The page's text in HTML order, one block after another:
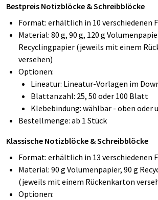
Bestpreis Notizblöcke & Schreibblöcke
Format: erhältlich in 10 verschiedenen
Material: 80 g, 90 g, 120 g
Recyclingpapier (jeweils mit einem
versehen)
Optionen:
Lineatur: Lineatur-Vorlagen im
Blattanzahl: 25, 50 oder 100 Blatt
Klebebindung: wählbar - oben oder
Bestellmenge: ab 1 Stück
Klassische Notizblöcke & Schreibblöcke
Format: erhältlich in 13 verschiedenen
Material: 90 g Volumenpapier, 90 g
(jeweils mit einem Rückenkarton
Optionen: